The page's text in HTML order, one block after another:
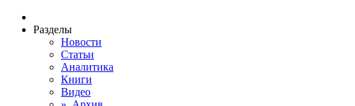
Разделы
Новости
Статьи
Аналитика
Книги
Видео